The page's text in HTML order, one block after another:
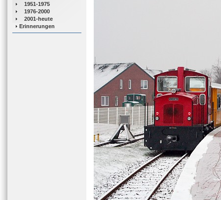
1951-1975
1976-2000
2001-heute
Erinnerungen